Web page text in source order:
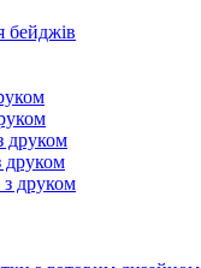
друком
друком
друком